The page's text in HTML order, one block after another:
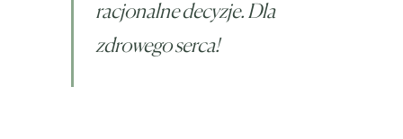
racjonalne decyzje. Dla
zdrowego serca!